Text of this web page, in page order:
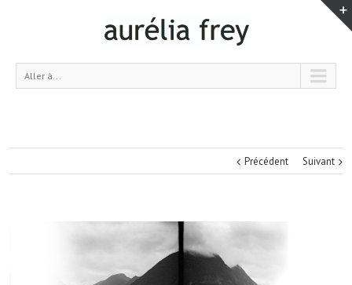
Aller à...
Précédent Suivant